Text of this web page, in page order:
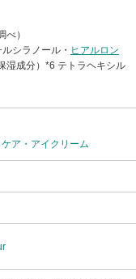
）
シラノール・ ヒアルロン
保湿成分）*6 テトラヘキシル
ケア・アイクリーム